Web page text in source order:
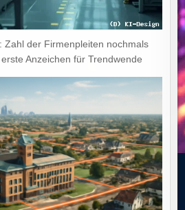
Zahl der Firmenpleiten nochmals
Anzeichen für Trendwende